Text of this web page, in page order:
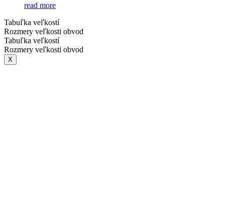
read more
Tabuľka veľkostí
Rozmery veľkosti obvod
Tabuľka veľkostí
Rozmery veľkosti obvod
X